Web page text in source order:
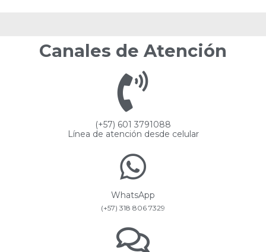
Canales de Atención
(+57) 601 3791088
Línea de atención desde celular
WhatsApp
(+57) 318 806 7329